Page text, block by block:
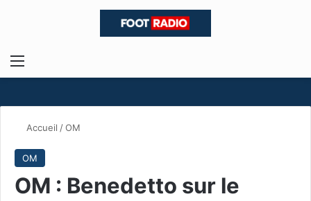
Menu
Accueil /OM
OM
OM : Benedetto sur le